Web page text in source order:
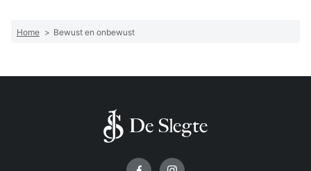
Home > Bewust en onbewust